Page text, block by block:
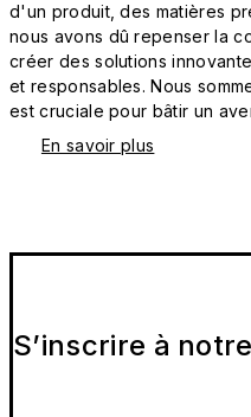
d'un produit, des matières
nous avons dû repenser la
créer des solutions
et responsables. Nous
est cruciale pour bâtir un
En savoir plus
S’inscrire à